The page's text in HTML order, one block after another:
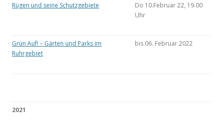
Rügen und seine Schutzgebiete
Do 10.Februar 22, 19.00
Uhr
Grün Auf! – Gärten und Parks im
Ruhrgebiet
bis 06. Februar 2022
2021